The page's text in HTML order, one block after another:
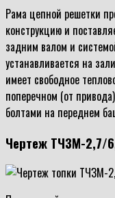
Рама цепной решетки
конструкцию и
задним валом и
устанавливается на
имеет свободное
поперечном (от
болтами на переднем
Чертеж ТЧЗМ-2,7/